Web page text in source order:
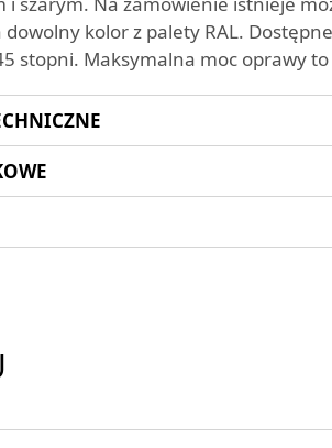
kolor z palety RAL.
stopni. Maksymalna moc oprawy to